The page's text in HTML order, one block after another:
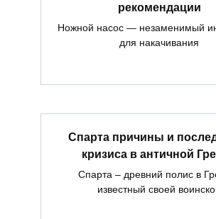
рекомендации
Ножной насос — незаменимый
для накачивания
Спарта причины и
кризиса в античной
Спарта – древний полис в
известный своей